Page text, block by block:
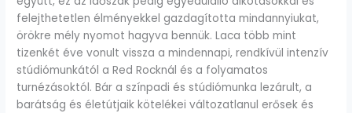
felejthetetlen élményekkel gazdagította mindannyiukat,
örökre mély nyomot hagyva bennük. Laca több mint
tizenkét éve vonult vissza a mindennapi, rendkívül intenzív
stúdiómunkától a Red Rocknál és a folyamatos
turnézásoktól. Bár a színpadi és stúdiómunka lezárult, a
barátság és életútjaik kötelékei változatlanul erősek és